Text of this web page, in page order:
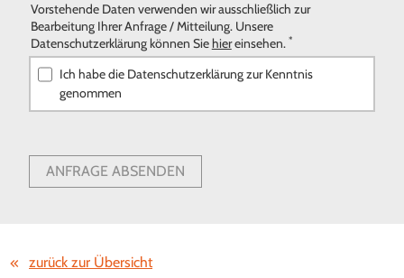
Vorstehende Daten verwenden wir ausschließlich zur
Bearbeitung Ihrer Anfrage / Mitteilung. Unsere
Datenschutzerklärung können Sie hiereinsehen. *
Ich habe die Datenschutzerklärung zur Kenntnis
genommen
ANFRAGE ABSENDEN
zurück zur Übersicht